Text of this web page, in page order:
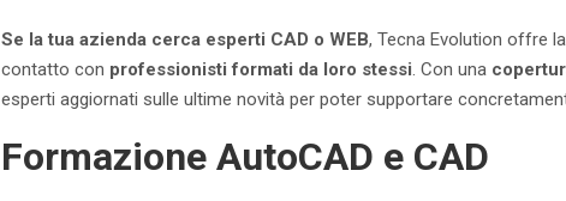
Se la tua azienda cerca esperti CAD o WEB, Tecna Evolution offre
contatto con professionisti formati da loro stessi. Con una
esperti aggiornati sulle ultime novità per poter supportare
Formazione AutoCAD e CAD